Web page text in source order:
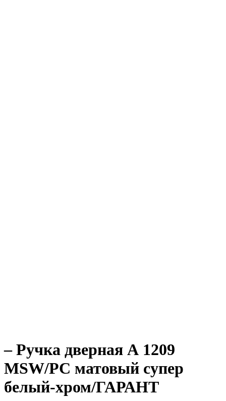
– Ручка дверная А 1209
MSW/PC матовый супер
белый-хром/ГАРАНТ